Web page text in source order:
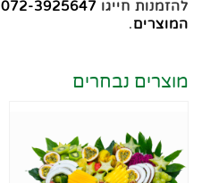
להזמנות חייגו 072-3925647
המוצרים.
מוצרים נבחרים